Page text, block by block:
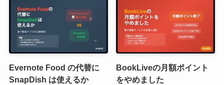
Evernote Food の代替に
SnapDish は使えるか
BookLiveの月額ポイント
をやめました